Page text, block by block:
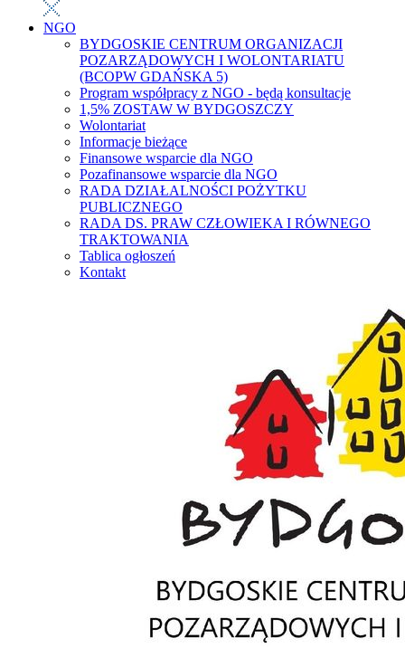
NGO
BYDGOSKIE CENTRUM ORGANIZACJI
POZARZĄDOWYCH I WOLONTARIATU
(BCOPW GDAŃSKA 5)
Program współpracy z NGO - będą konsultacje
1,5% ZOSTAW W BYDGOSZCZY
Wolontariat
Informacje bieżące
Finansowe wsparcie dla NGO
Pozafinansowe wsparcie dla NGO
RADA DZIAŁALNOŚCI POŻYTKU
PUBLICZNEGO
RADA DS. PRAW CZŁOWIEKA I RÓWNEGO
TRAKTOWANIA
Tablica ogłoszeń
Kontakt